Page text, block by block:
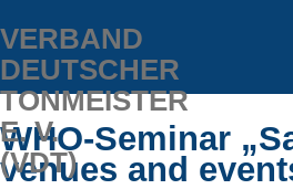
VERBAND
DEUTSCHER
TONMEISTER
E. V.
(VDT)
Meta Menu
WHO-Seminar
venues and